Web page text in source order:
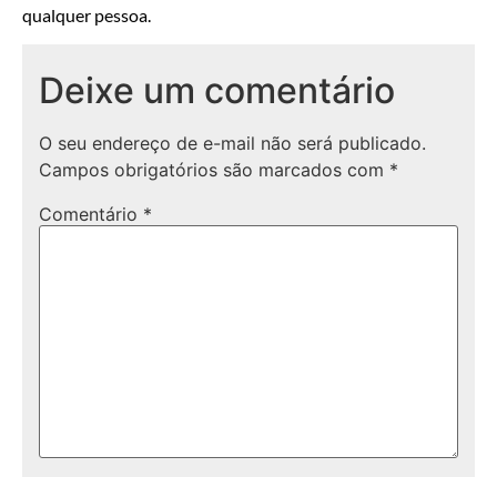
qualquer pessoa.
Deixe um comentário
O seu endereço de e-mail não será publicado.
Campos obrigatórios são marcados com *
Comentário *